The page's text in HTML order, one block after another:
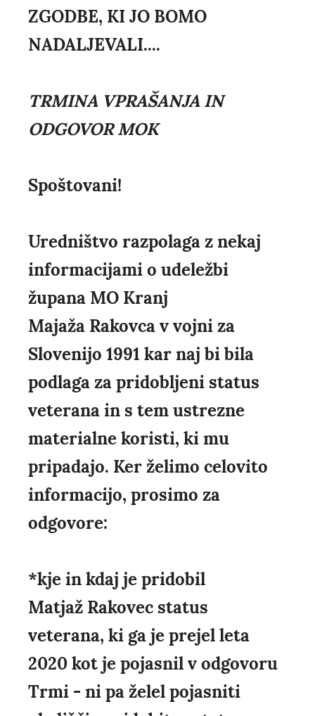
ZGODBE, KI JO BOMO
NADALJEVALI....
TRMINA VPRAŠANJA IN
ODGOVOR MOK
Spoštovani!
Uredništvo razpolaga z nekaj
informacijami o udeležbi
župana MO Kranj
Majaža Rakovca v vojni za
Slovenijo 1991 kar naj bi bila
podlaga za pridobljeni status
veterana in s tem ustrezne
materialne koristi, ki mu
pripadajo. Ker želimo celovito
informacijo, prosimo za
odgovore:
*kje in kdaj je pridobil
Matjaž Rakovec status
veterana, ki ga je prejel leta
2020 kot je pojasnil v odgovoru
Trmi - ni pa želel pojasniti